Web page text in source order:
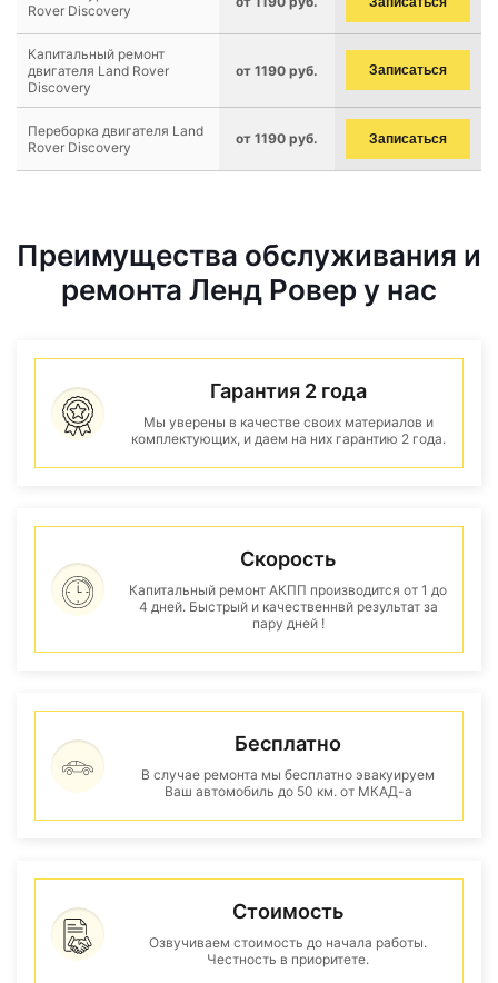
Rover Discovery
Капитальный ремонт
двигателя Land Rover
Discovery
от 1190 руб. Записаться
Переборка двигателя Land
Rover Discovery
от 1190 руб. Записаться
Преимущества обслуживания и
ремонта Ленд Ровер у нас
Гарантия 2 года
Мы уверены в качестве своих материалов и
комплектующих, и даем на них гарантию 2 года.
Скорость
Капитальный ремонт АКПП производится от 1 до
4 дней. Быстрый и качественнвй результат за
пару дней !
Бесплатно
В случае ремонта мы бесплатно эвакуируем
Ваш автомобиль до 50 км. от МКАД-а
Стоимость
Озвучиваем стоимость до начала работы.
Честность в приоритете.